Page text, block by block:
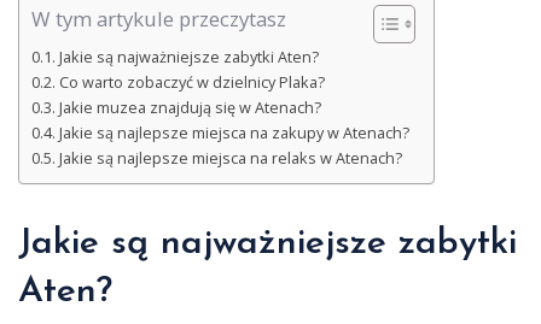
W tym artykule przeczytasz
Jakie są najważniejsze zabytki Aten?
Co warto zobaczyć w dzielnicy Plaka?
Jakie muzea znajdują się w Atenach?
Jakie są najlepsze miejsca na zakupy w Atenach?
Jakie są najlepsze miejsca na relaks w Atenach?
Jakie są najważniejsze zabytki
Aten?